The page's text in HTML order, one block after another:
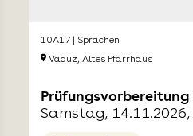
10A17 | Sprachen
Vaduz, Altes Pfarrhaus
Prüfungsvorbereitung
Samstag, 14.11.2026,